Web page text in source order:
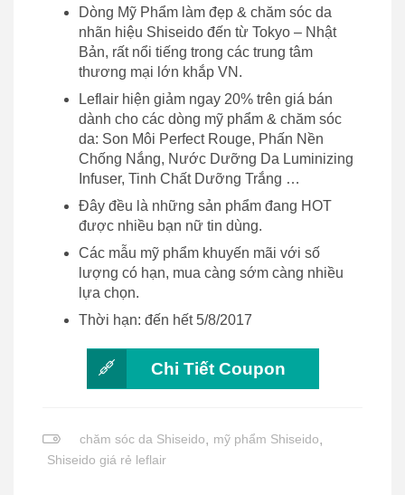
Dòng Mỹ Phẩm làm đẹp & chăm sóc da
nhãn hiệu Shiseido đến từ Tokyo – Nhật
Bản, rất nổi tiếng trong các trung tâm
thương mại lớn khắp VN.
Leflair hiện giảm ngay 20% trên giá bán
dành cho các dòng mỹ phẩm & chăm sóc
da: Son Môi Perfect Rouge, Phấn Nền
Chống Nắng, Nước Dưỡng Da Luminizing
Infuser, Tinh Chất Dưỡng Trắng …
Đây đều là những sản phẩm đang HOT
được nhiều bạn nữ tin dùng.
Các mẫu mỹ phẩm khuyến mãi với số
lượng có hạn, mua càng sớm càng nhiều
lựa chọn.
Thời hạn: đến hết 5/8/2017
Chi Tiết Coupon
chăm sóc da Shiseido, mỹ phẩm Shiseido,
Shiseido giá rẻ leflair